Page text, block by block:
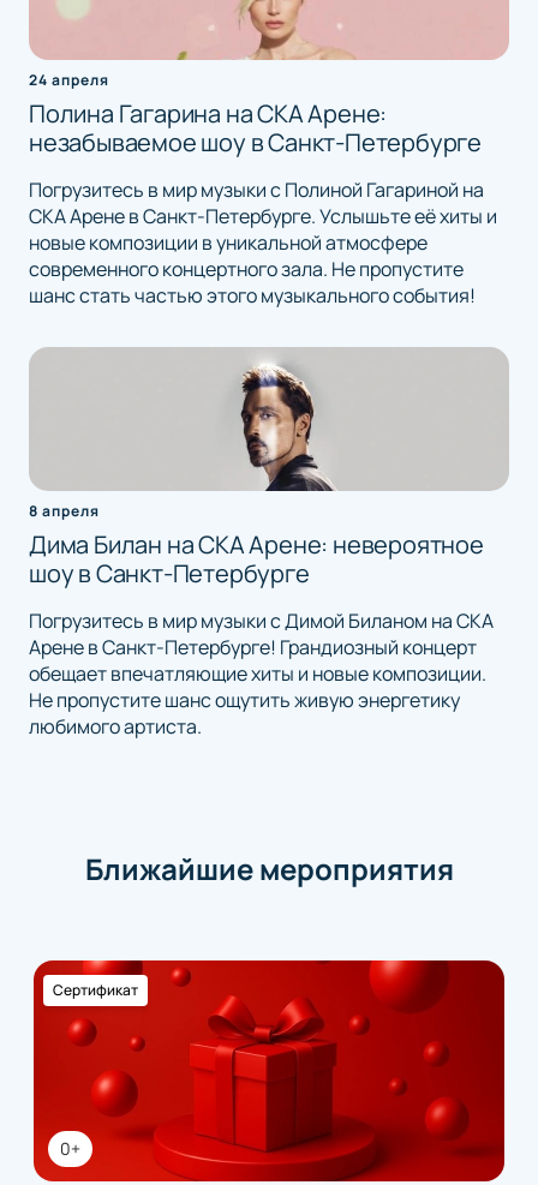
24 апреля
Полина Гагарина на СКА Арене:
незабываемое шоу в Санкт-Петербурге
Погрузитесь в мир музыки с Полиной Гагариной на
СКА Арене в Санкт-Петербурге. Услышьте её хиты и
новые композиции в уникальной атмосфере
современного концертного зала. Не пропустите
шанс стать частью этого музыкального события!
8 апреля
Дима Билан на СКА Арене: невероятное
шоу в Санкт-Петербурге
Погрузитесь в мир музыки с Димой Биланом на СКА
Арене в Санкт-Петербурге! Грандиозный концерт
обещает впечатляющие хиты и новые композиции.
Не пропустите шанс ощутить живую энергетику
любимого артиста.
Ближайшие мероприятия
0+
Сертификат